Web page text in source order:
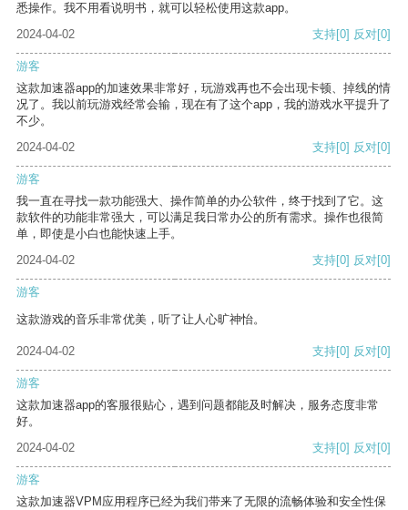
悉操作。我不用看说明书，就可以轻松使用这款app。
2024-04-02
支持[0] 反对[0]
游客
这款加速器app的加速效果非常好，玩游戏再也不会出现卡顿、掉线的情
况了。我以前玩游戏经常会输，现在有了这个app，我的游戏水平提升了
不少。
2024-04-02
支持[0] 反对[0]
游客
我一直在寻找一款功能强大、操作简单的办公软件，终于找到了它。这
款软件的功能非常强大，可以满足我日常办公的所有需求。操作也很简
单，即使是小白也能快速上手。
2024-04-02
支持[0] 反对[0]
游客
这款游戏的音乐非常优美，听了让人心旷神怡。
2024-04-02 支持[0] 反对[0]
游客
这款加速器app的客服很贴心，遇到问题都能及时解决，服务态度非常
好。
2024-04-02
支持[0] 反对[0]
游客
这款加速器VPM应用程序已经为我们带来了无限的流畅体验和安全性保